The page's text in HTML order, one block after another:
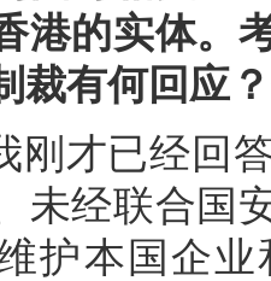
港的实体。
裁有何回应
刚才已经回
未经联合国
护本国企